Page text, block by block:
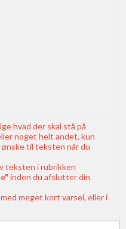
hvad der skal stå på
noget helt andet, kun
til teksten når du
teksten i rubrikken
inden du afslutter din
meget kort varsel, eller i